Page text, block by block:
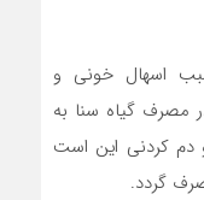
اسهال خونی و
مصرف گیاه سنا به
دم کردنی این است